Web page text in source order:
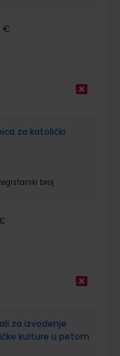
€
za katolički
broj
za izvođenje
kulture u petom